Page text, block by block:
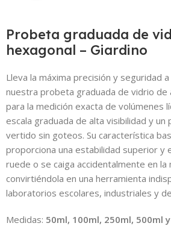
Probeta graduada de
hexagonal – Giardino
Lleva la máxima precisión y seguridad
nuestra probeta graduada de vidrio de
para la medición exacta de volúmenes
escala graduada de alta visibilidad y un
vertido sin goteos. Su característica
proporciona una estabilidad superior y
ruede o se caiga accidentalmente en
convirtiéndola en una herramienta
laboratorios escolares, industriales y
Medidas: 50ml, 100ml, 250ml, 500ml